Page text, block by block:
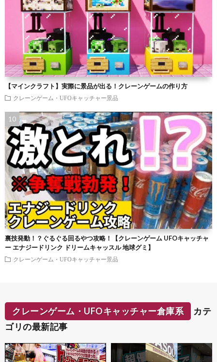
【マインクラフト】実際に景品が出る！クレーンゲームの作り方
クレーンゲーム・UFOキャッチャー景品
裏技発動！？ぐるぐる回るやつ攻略！【クレーンゲーム UFOキャッチャ
ー エナジードリンク ドリームキャッスル 地球グミ】
クレーンゲーム・UFOキャッチャー景品
クレーンゲーム・UFOキャッチャー倉庫系
カテ
ゴリの最新記事